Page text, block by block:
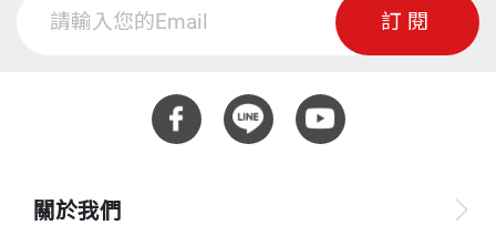
訂閱
關於我們